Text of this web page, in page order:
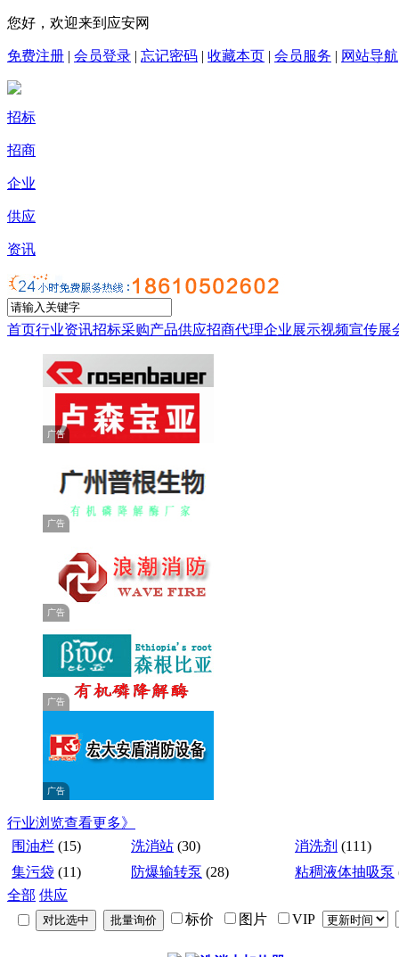
您好，欢迎来到应安网
免费注册 | 会员登录 | 忘记密码 | 收藏本页 | 会员服务 | 网站导航
招标
招商
企业
供应
资讯
首页行业资讯招标采购产品供应招商代理企业展示视频宣传展
广告
广告
广告
广告
广告
行业浏览查看更多》
围油栏 (15) 洗消站 (30) 消洗剂 (111)
集污袋 (11) 防爆输转泵 (28) 粘稠液体抽吸泵
全部 供应
标价
图片 VIP